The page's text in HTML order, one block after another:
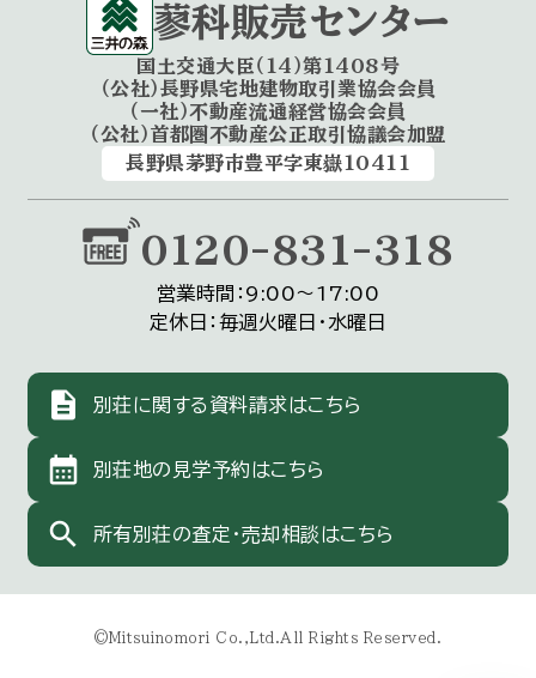
蓼科販売センター
国土交通大臣（14）第1408号
（公社）長野県宅地建物取引業協会会員
（一社）不動産流通経営協会会員
（公社）首都圏不動産公正取引協議会加盟
長野県茅野市豊平字東嶽10411
0120-831-318
営業時間：9:00〜17:00
定休日：毎週火曜日・水曜日
description 別荘に関する資料請求はこちら
calendar_month 別荘地の見学予約はこちら
search 所有別荘の査定・売却相談はこちら
©Mitsuinomori Co.,Ltd.All Rights Reserved.